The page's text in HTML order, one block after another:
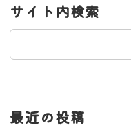
サイト内検索
検
最近の投稿